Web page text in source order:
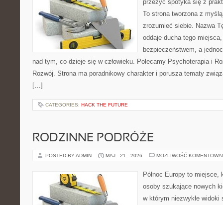
przeżyć spotyka się z
To strona tworzona z
zrozumieć siebie. Nazwa
oddaje ducha tego
bezpieczeństwem, a
nad tym, co dzieje się w człowieku. Polecamy Psychoterapia i
Rozwój. Strona ma poradnikowy charakter i porusza tematy
[…]
CATEGORIES: HACK THE FUTURE
RODZINNE PODRÓŻE
POSTED BY ADMIN MAJ - 21 - 2026 MOŻLIWOŚĆ
Północ Europy to miejsce,
osoby szukające nowych
w którym niezwykłe